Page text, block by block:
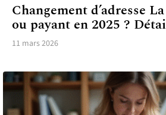
Changement d’adresse
ou payant en 2025 ?
11 mars 2026